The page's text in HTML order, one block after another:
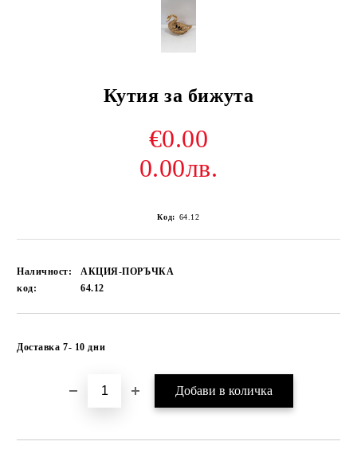
Кутия за бижута
€0.00
0.00лв.
Код: 64.12
Наличност:
АКЦИЯ-ПОРЪЧКА
код:
64.12
Доставка 7- 10 дни